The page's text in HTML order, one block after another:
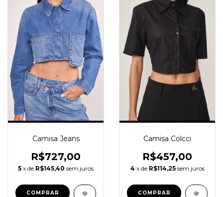
Camisa Jeans
R$727,00
5 x de R$145,40 sem juros
COMPRAR
Camisa Colcci
R$457,00
4 x de R$114,25 sem juros
COMPRAR